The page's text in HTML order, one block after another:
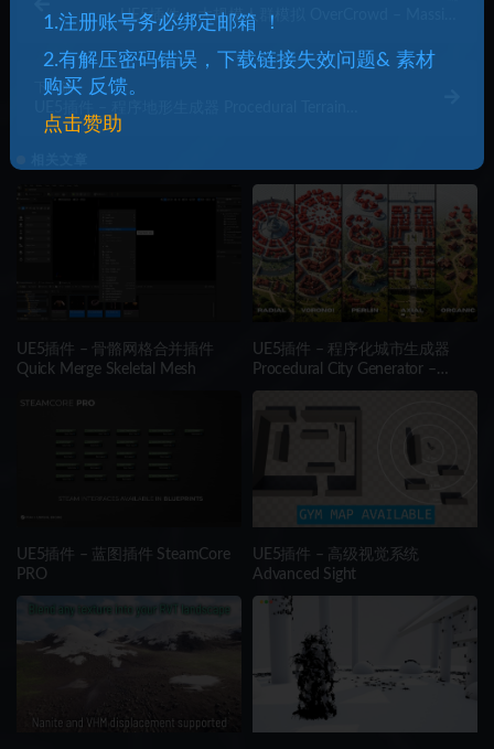
UE5插件 – 大规模人群模拟 OverCrowd – Massive
下一篇
Generator v2
UE5插件 – 骨骼网格合并插件
Quick Merge Skeletal Mesh
UE5插件 – 程序化城市生成器
Procedural City Generator –
OmniScape
UE5插件 – 蓝图插件 SteamCore
PRO
UE5插件 – 高级视觉系统
Advanced Sight
1.注册账号务必绑定邮箱 ！
2.有解压密码错误，下载链接失效问题& 素材
购买 反馈。
点击赞助